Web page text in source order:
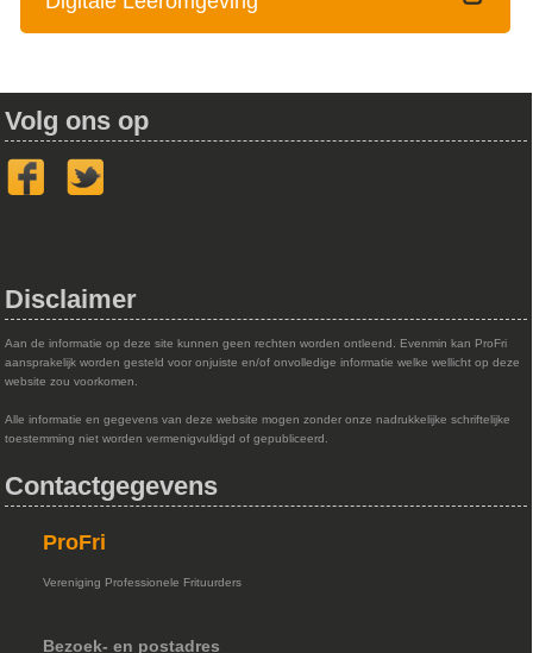
Volg ons op
Disclaimer
Aan de informatie op deze site kunnen geen rechten worden ontleend. Evenmin kan ProFri
aansprakelijk worden gesteld voor onjuiste en/of onvolledige informatie welke wellicht op deze
website zou voorkomen.
Alle informatie en gegevens van deze website mogen zonder onze nadrukkelijke schriftelijke
toestemming niet worden vermenigvuldigd of gepubliceerd.
Contactgegevens
ProFri
Vereniging Professionele Frituurders
Bezoek- en postadres